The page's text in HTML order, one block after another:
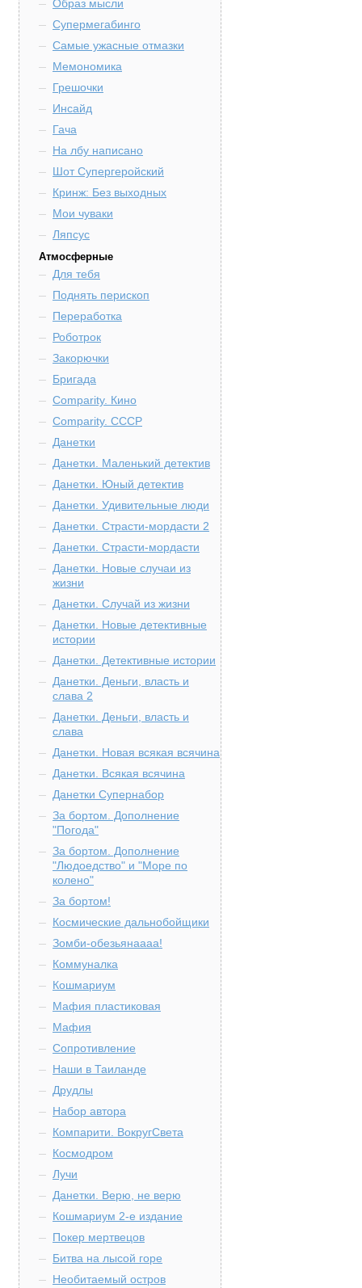
Образ мысли
Супермегабинго
Самые ужасные отмазки
Мемономика
Грешочки
Инсайд
Гача
На лбу написано
Шот Супергеройский
Кринж: Без выходных
Мои чуваки
Ляпсус
Атмосферные
Для тебя
Поднять перископ
Переработка
Роботрок
Закорючки
Бригада
Comparity. Кино
Comparity. СССР
Данетки
Данетки. Маленький детектив
Данетки. Юный детектив
Данетки. Удивительные люди
Данетки. Страсти-мордасти 2
Данетки. Страсти-мордасти
Данетки. Новые случаи из
жизни
Данетки. Случай из жизни
Данетки. Новые детективные
истории
Данетки. Детективные истории
Данетки. Деньги, власть и
слава 2
Данетки. Деньги, власть и
слава
Данетки. Новая всякая всячина
Данетки. Всякая всячина
Данетки Супернабор
За бортом. Дополнение
"Погода"
За бортом. Дополнение
"Людоедство" и "Море по
колено"
За бортом!
Космические дальнобойщики
Зомби-обезьянаааа!
Коммуналка
Кошмариум
Мафия пластиковая
Мафия
Сопротивление
Наши в Таиланде
Друдлы
Набор автора
Компарити. ВокругСвета
Космодром
Лучи
Данетки. Верю, не верю
Кошмариум 2-е издание
Покер мертвецов
Битва на лысой горе
Необитаемый остров